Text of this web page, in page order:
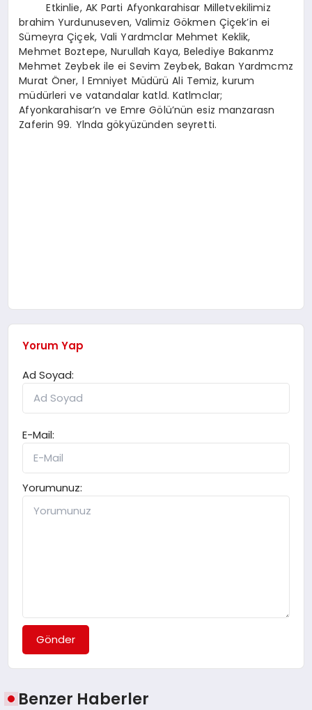
Etkinlie, AK Parti Afyonkarahisar Milletvekilimiz
brahim Yurdunuseven, Valimiz Gökmen Çiçek’in ei
Sümeyra Çiçek, Vali Yardmclar Mehmet Keklik,
Mehmet Boztepe, Nurullah Kaya, Belediye Bakanmz
Mehmet Zeybek ile ei Sevim Zeybek, Bakan Yardmcmz
Murat Öner, l Emniyet Müdürü Ali Temiz, kurum
müdürleri ve vatandalar katld. Katlmclar;
Afyonkarahisar’n ve Emre Gölü’nün esiz manzarasn
Zaferin 99. Ylnda gökyüzünden seyretti.
Yorum Yap
Ad Soyad:
E-Mail:
Yorumunuz:
Gönder
Benzer Haberler